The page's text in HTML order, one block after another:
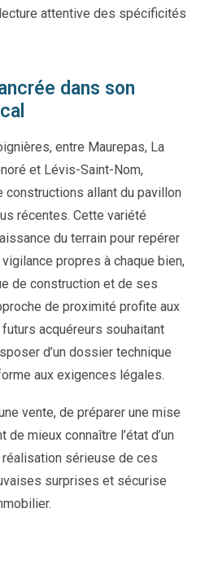
attentive des spécificités
dans son
entre Maurepas, La
et Lévis-Saint-Nom,
allant du pavillon
récentes. Cette variété
du terrain pour repérer
propres à chaque bien,
de construction et de ses
de proximité profite aux
acquéreurs souhaitant
d’un dossier technique
aux exigences légales.
vente, de préparer une mise
mieux connaître l’état d’un
réalisation sérieuse de ces
surprises et sécurise